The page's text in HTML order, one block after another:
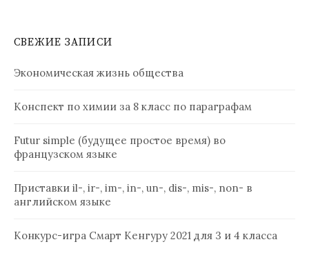
СВЕЖИЕ ЗАПИСИ
Экономическая жизнь общества
Конспект по химии за 8 класс по параграфам
Futur simple (будущее простое время) во
французском языке
Приставки il-, ir-, im-, in-, un-, dis-, mis-, non- в
английском языке
Конкурс-игра Смарт Кенгуру 2021 для 3 и 4 класса